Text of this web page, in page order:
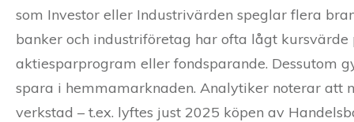
som Investor eller Industrivärden speglar flera
banker och industriföretag har ofta lågt
aktiesparprogram eller fondsparande. Dessutom
spara i hemmamarknaden. Analytiker noterar att
verkstad – t.ex. lyftes just 2025 köpen av